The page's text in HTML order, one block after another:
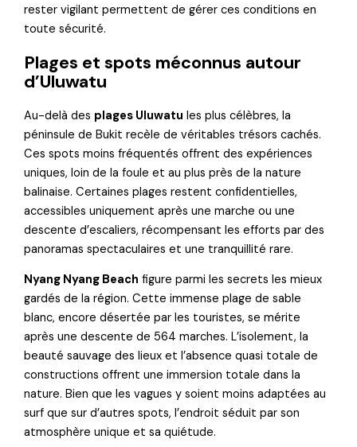
rester vigilant permettent de gérer ces conditions en
toute sécurité.
Plages et spots méconnus autour
d’Uluwatu
Au-delà des plages Uluwatu les plus célèbres, la
péninsule de Bukit recèle de véritables trésors cachés.
Ces spots moins fréquentés offrent des expériences
uniques, loin de la foule et au plus près de la nature
balinaise. Certaines plages restent confidentielles,
accessibles uniquement après une marche ou une
descente d’escaliers, récompensant les efforts par des
panoramas spectaculaires et une tranquillité rare.
Nyang Nyang Beach figure parmi les secrets les mieux
gardés de la région. Cette immense plage de sable
blanc, encore désertée par les touristes, se mérite
après une descente de 564 marches. L’isolement, la
beauté sauvage des lieux et l’absence quasi totale de
constructions offrent une immersion totale dans la
nature. Bien que les vagues y soient moins adaptées au
surf que sur d’autres spots, l’endroit séduit par son
atmosphère unique et sa quiétude.